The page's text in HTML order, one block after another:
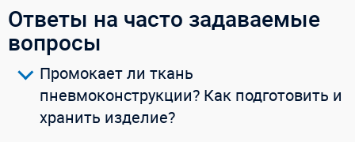
Ответы на часто задаваемые
вопросы
Промокает ли ткань
пневмоконструкции? Как подготовить и
хранить изделие?